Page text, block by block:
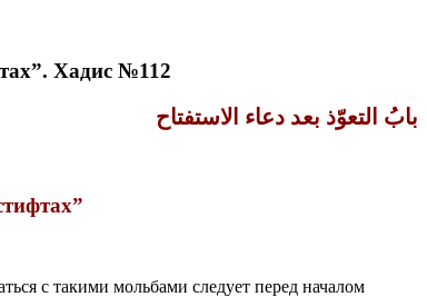
Хадис №112
بابُ التعوّذ بعد دعاء الاستفتاح
с такими мольбами следует перед началом